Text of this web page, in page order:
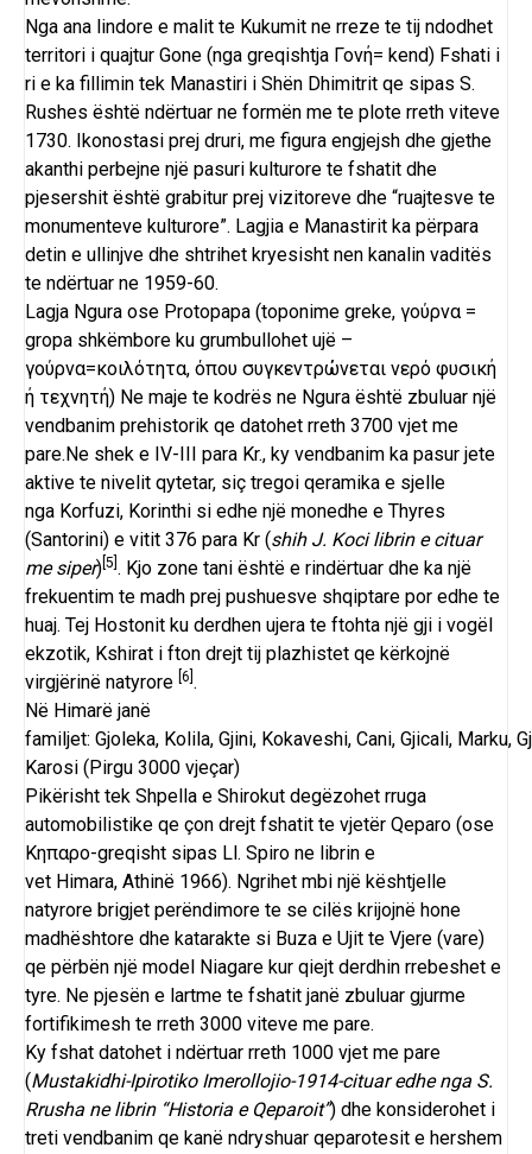
Nga ana lindore e malit te Kukumit ne rreze te tij ndodhet
territori i quajtur Gone (nga greqishtja Γονή= kend) Fshati i
ri e ka fillimin tek Manastiri i Shën Dhimitrit qe sipas S.
Rushes është ndërtuar ne formën me te plote rreth viteve
1730. Ikonostasi prej druri, me figura engjejsh dhe gjethe
akanthi perbejne një pasuri kulturore te fshatit dhe
pjesershit është grabitur prej vizitoreve dhe “ruajtesve te
monumenteve kulturore”. Lagjia e Manastirit ka përpara
detin e ullinjve dhe shtrihet kryesisht nen kanalin vaditës
te ndërtuar ne 1959-60.
Lagja Ngura ose Protopapa (toponime greke, γούρνα =
gropa shkëmbore ku grumbullohet ujë –
γούρνα=κοιλότητα, όπου συγκεντρώνεται νερό φυσική
ή τεχνητή) Ne maje te kodrës ne Ngura është zbuluar një
vendbanim prehistorik qe datohet rreth 3700 vjet me
pare.Ne shek e IV-III para Kr., ky vendbanim ka pasur jete
aktive te nivelit qytetar, siç tregoi qeramika e sjelle
nga Korfuzi, Korinthi si edhe një monedhe e Thyres
(Santorini) e vitit 376 para Kr (shih J. Koci librin e cituar
me siper) [5] . Kjo zone tani është e rindërtuar dhe ka një
frekuentim te madh prej pushuesve shqiptare por edhe te
huaj. Tej Hostonit ku derdhen ujera te ftohta një gji i vogël
ekzotik, Kshirat i fton drejt tij plazhistet qe kërkojnë
virgjërinë natyrore [6] .
Në Himarë janë
familjet: Gjoleka, Kolila, Gjini, Kokaveshi, Cani, Gjicali, Marku,
Karosi (Pirgu 3000 vjeçar)
Pikërisht tek Shpella e Shirokut degëzohet rruga
automobilistike qe çon drejt fshatit te vjetër Qeparo (ose
Κηπαρο-greqisht sipas Ll. Spiro ne librin e
vet Himara, Athinë 1966). Ngrihet mbi një kështjelle
natyrore brigjet perëndimore te se cilës krijojnë hone
madhështore dhe katarakte si Buza e Ujit te Vjere (vare)
qe përbën një model Niagare kur qiejt derdhin rrebeshet e
tyre. Ne pjesën e lartme te fshatit janë zbuluar gjurme
fortifikimesh te rreth 3000 viteve me pare.
Ky fshat datohet i ndërtuar rreth 1000 vjet me pare
(Mustakidhi-Ipirotiko Imerollojio-1914-cituar edhe nga S.
Rrusha ne librin “Historia e Qeparoit”) dhe konsiderohet i
treti vendbanim qe kanë ndryshuar qeparotesit e hershem